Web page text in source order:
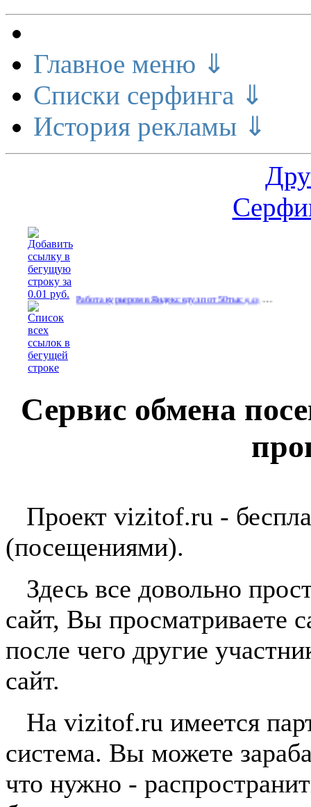
Главное меню ⇓
Списки серфинга ⇓
История рекламы ⇓
…Работа курьером в Яндекс еду.зп от 50тыс(643)…
Сервис обмена
Проект vizitof.ru -
(посещениями).
Здесь все довольно
сайт, Вы просматриваете
после чего другие
сайт.
На vizitof.ru имеется
система. Вы можете
что нужно -